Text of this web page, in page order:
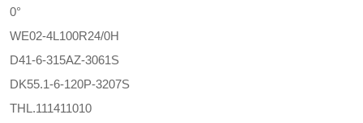
0°
WE02-4L100R24/0H
D41-6-315AZ-3061S
DK55.1-6-120P-3207S
THL.111411010